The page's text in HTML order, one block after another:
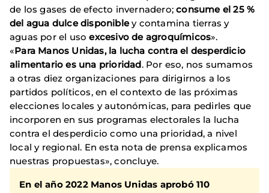
de los gases de efecto invernadero; consume el 25 %
del agua dulce disponibley contamina tierras y
aguas por el usoexcesivo de agroquímicos».
«Para Manos Unidas, la lucha contra el desperdicio
alimentario es una prioridad. Por eso, nos sumamos
a otras diez organizaciones para dirigirnos a los
partidos políticos, en el contexto de las próximas
elecciones locales y autonómicas, para pedirles que
incorporen en sus programas electorales la lucha
contra el desperdicio como una prioridad, a nivel
local y regional. En esta nota de prensa explicamos
nuestras propuestas», concluye.
En el año 2022 Manos Unidas aprobó 110